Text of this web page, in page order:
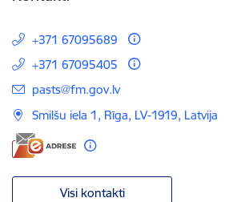
+371 67095689
+371 67095405
E-pasts:
pasts@fm.gov.lv
Smilšu iela 1, Rīga, LV-1919, Latvija
Visi kontakti